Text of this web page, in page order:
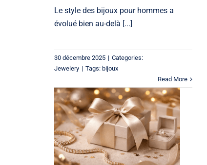
Le style des bijoux pour hommes a
évolué bien au-delà [...]
30 décembre 2025 | Categories:
Jewelery | Tags: bijoux
Read More
Heures des Fêtes et
Guide-Cadeaux : Bijoux,
Montres et Services en
Atelier à Laval
(Décembre 2025)
Jewelery Watches